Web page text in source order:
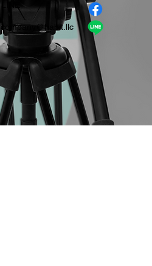
company＠habit.llc